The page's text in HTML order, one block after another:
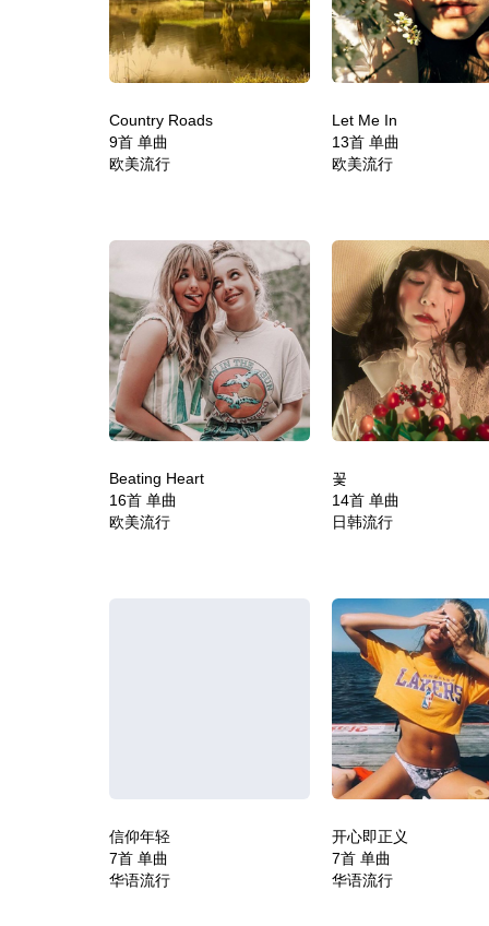
Country Roads
9首 单曲
欧美流行
Let Me In
13首 单曲
欧美流行
Beating Heart
16首 单曲
欧美流行
꽃
14首 单曲
日韩流行
信仰年轻
7首 单曲
华语流行
开心即正义
7首 单曲
华语流行